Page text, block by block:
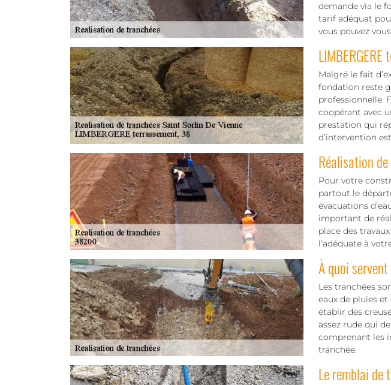
demande via le
tarif adéquat
vous pouvez
Malgré le fait
fondation reste
professionnelle.
coopérant avec
prestation qui
d’intervention
Réalisation
Pour votre
partout le
évacuations
important de
place des
l’adéquate à
À quoi
Les tranchées
eaux de pluies
établir des
assez rude qui
comprenant les
tranchée.
Le remblai de